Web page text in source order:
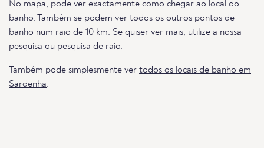
No mapa, pode ver exactamente como chegar ao local do
banho. Também se podem ver todos os outros pontos de
banho num raio de 10 km. Se quiser ver mais, utilize a nossa
pesquisa ou pesquisa de raio.
Também pode simplesmente ver todos os locais de banho em
Sardenha.